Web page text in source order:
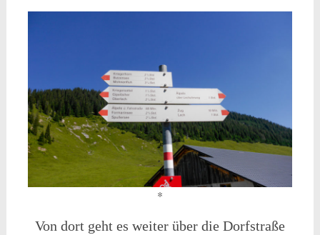
*
Von dort geht es weiter über die Dorfstraße